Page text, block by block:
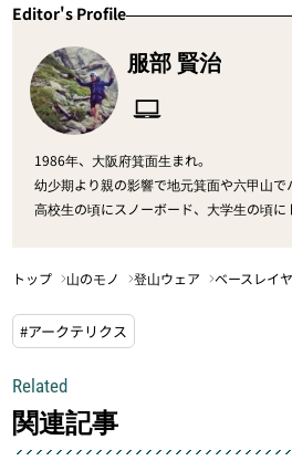
Editor's Profile
服部 賢治
1986年、大阪府箕面生まれ。
幼少期より親の影響で地元箕面や六甲山で
高校生の頃にスノーボード、大学生の頃
パタゴニア大阪店で働いた後、現在はムー
より冒険性の高い山遊びが好き。
トップ 山のモノ 登山ウェア ベースレイ
#アークテリクス
Related
関連記事